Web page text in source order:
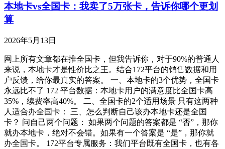
本地卡vs全国卡：我卖了5万张卡，告诉你哪个更划
算
2026年5月13日
网上所有文章都在推全国卡，但我告诉你，对于90%的普通人
来说，本地卡才是性价比之王。结合172平台的销售数据和用
户反馈，给你最真实的答案。 一、本地卡的3个优势，全国卡
永远比不了 172 平台数据：本地卡用户的满意度比全国卡高
35%，续费率高40%。 二、全国卡的2个适用场景 只有这两种
人适合办全国卡： 三、怎么判断自己该办本地卡还是全国
卡？ 问自己两个问题： 如果两个问题的答案都是 “否”，那你
就办本地卡，绝对不会错。如果有一个答案是 “是”，那你就
办全国卡。 172平台专属服务：我们平台既有全国卡，也有各